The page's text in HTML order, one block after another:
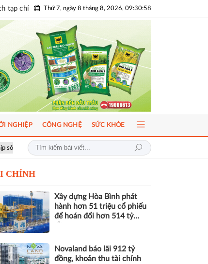
tạp chí Thứ 7, ngày 8 tháng 8, 2026, 09:31:00
ICFM 2026: Đột phá mới trong phát triển Y học bào thai và Di truyền
NGHIỆP CÔNG NGHỆ SỨC KHỎE
CHÍNH
Xây dựng Hòa Bình phát
hành hơn 51 triệu cổ phiếu
để hoán đổi hơn 514 tỷ
Novaland báo lãi 912 tỷ
đồng, khoản thu tài chính